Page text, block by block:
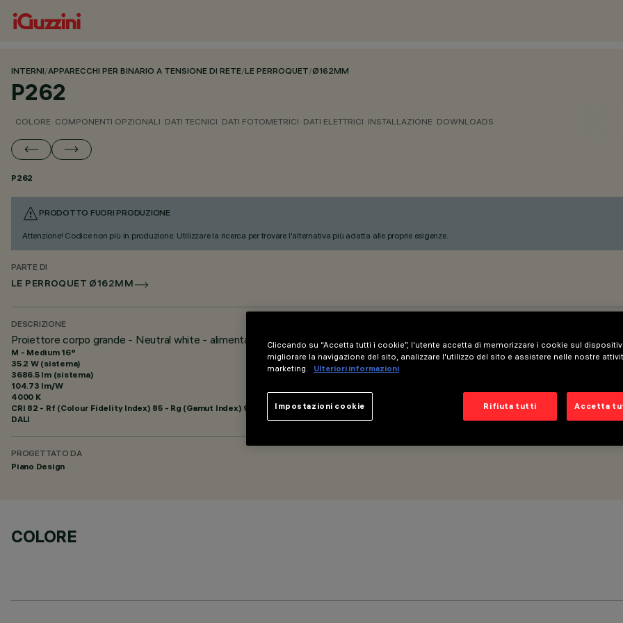
INTERNI/APPARECCHI PER BINARIO A TENSIONE DI RETE/LE PERROQUET/Ø162MM
P262
COLORE COMPONENTI OPZIONALI DATI TECNICI DATI FOTOMETRICI DATI ELETTRICI INSTALLAZIONE DOWNLOADS
P262
PRODOTTO FUORI PRODUZIONE
Attenzione! Codice non più in produzione. Utilizzare la ricerca per trovare l'alternativa più adatta alle proprie esigenze.
PARTE DI
LE PERROQUET Ø162MM
DESCRIZIONE
Proiettore corpo grande - Neutral white - alimentatore DALI - ottica medium
M - Medium 16°
35.2 W (sistema)
3686.5 lm (sistema)
104.73 lm/W
4000 K
CRI 82 - Rf (Colour Fidelity Index) 85 - Rg (Gamut Index) 95
DALI
PROGETTATO DA
Piano Design
COLORE
Cliccando su “Accetta tutti i cookie”, l'utente accetta di memorizzare i cookie sul
migliorare la navigazione del sito, analizzare l'utilizzo del sito e assistere nelle nostre
marketing.
Ulteriori informazioni
Rifiuta tutti Accetta
Impostazioni cookie